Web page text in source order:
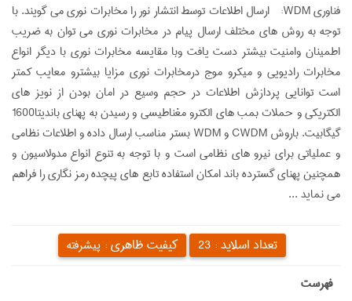
فناوری WDM: ارسال اطلاعات توسط انتشار نور را مخابرات نوری می گویند. با
توجه به روش های مختلف ارسال پیام در مخابرات نوری می توان به ضریب
اطمینان وامنیت بیشتر دست یافت وبا مقایسه مخابرات نوری با دیگر انواع
مخابرات رادیویی و میکرو موج درمخابرات نوری مزایا بیشترو معایب کمتر
است توانایی پردازش اطلاعات در حجم وسیع در امان بودن از نویز های
الکتریکی و حملات بمب های الکترو مغناطیسی و رسیدن به پهناي بانديتا1600
گيگابيت. باروش CWDM و WDM بستر مناسب ارسال داده و اطلاعات نظامی
و عملیاتی برای نیرو های نظامی است و با توجه به تنوع انواع مدولاسیون و
همچنین پهنای گسترده باند امکان استفاده تابع های پیچده رمز نگاری را فراهم
می نماید ...
کیفیت ظاهری : پیشرفته تعداد اسلاید : 23
‌فهرست